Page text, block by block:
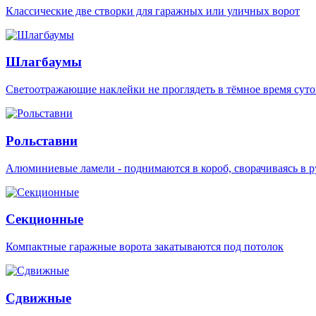
Классические две створки для гаражных или уличных ворот
Шлагбаумы
Светоотражающие наклейки не проглядеть в тёмное время
Рольставни
Алюминиевые ламели - поднимаются в короб, сворачиваясь в
Секционные
Компактные гаражные ворота закатываются под потолок
Сдвижные